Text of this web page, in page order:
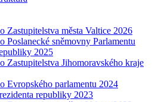
Zastupitelstva města Valtice 2026
Poslanecké sněmovny Parlamentu
2025
Zastupitelstva Jihomoravského kraje
Evropského parlamentu 2024
republiky 2023